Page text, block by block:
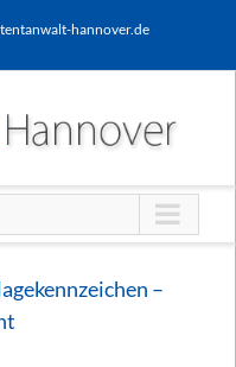
hannover.de
–